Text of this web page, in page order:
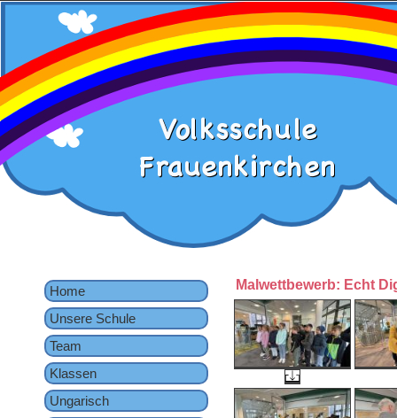
Home
Unsere Schule
Team
Klassen
Ungarisch
Malwettbewerb: Echt